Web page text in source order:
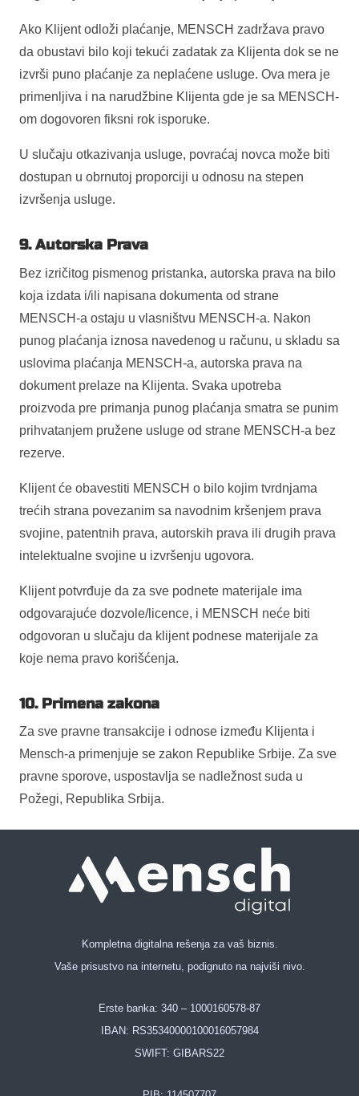
Ako Klijent odloži plaćanje, MENSCH zadržava pravo
da obustavi bilo koji tekući zadatak za Klijenta dok se ne
izvrši puno plaćanje za neplaćene usluge. Ova mera je
primenljiva i na narudžbine Klijenta gde je sa MENSCH-
om dogovoren fiksni rok isporuke.
U slučaju otkazivanja usluge, povraćaj novca može biti
dostupan u obrnutoj proporciji u odnosu na stepen
izvršenja usluge.
9. Autorska Prava
Bez izričitog pismenog pristanka, autorska prava na bilo
koja izdata i/ili napisana dokumenta od strane
MENSCH-a ostaju u vlasništvu MENSCH-a. Nakon
punog plaćanja iznosa navedenog u računu, u skladu sa
uslovima plaćanja MENSCH-a, autorska prava na
dokument prelaze na Klijenta. Svaka upotreba
proizvoda pre primanja punog plaćanja smatra se punim
prihvatanjem pružene usluge od strane MENSCH-a bez
rezerve.
Klijent će obavestiti MENSCH o bilo kojim tvrdnjama
trećih strana povezanim sa navodnim kršenjem prava
svojine, patentnih prava, autorskih prava ili drugih prava
intelektualne svojine u izvršenju ugovora.
Klijent potvrđuje da za sve podnete materijale ima
odgovarajuće dozvole/licence, i MENSCH neće biti
odgovoran u slučaju da klijent podnese materijale za
koje nema pravo korišćenja.
10. Primena zakona
Za sve pravne transakcije i odnose između Klijenta i
Mensch-a primenjuje se zakon Republike Srbije. Za sve
pravne sporove, uspostavlja se nadležnost suda u
Požegi, Republika Srbija.
Kompletna digitalna rešenja za vaš biznis.
Vaše prisustvo na internetu, podignuto na najviši nivo.
Erste banka: 340 – 1000160578-87
IBAN: RS35340000100016057984
SWIFT: GIBARS22